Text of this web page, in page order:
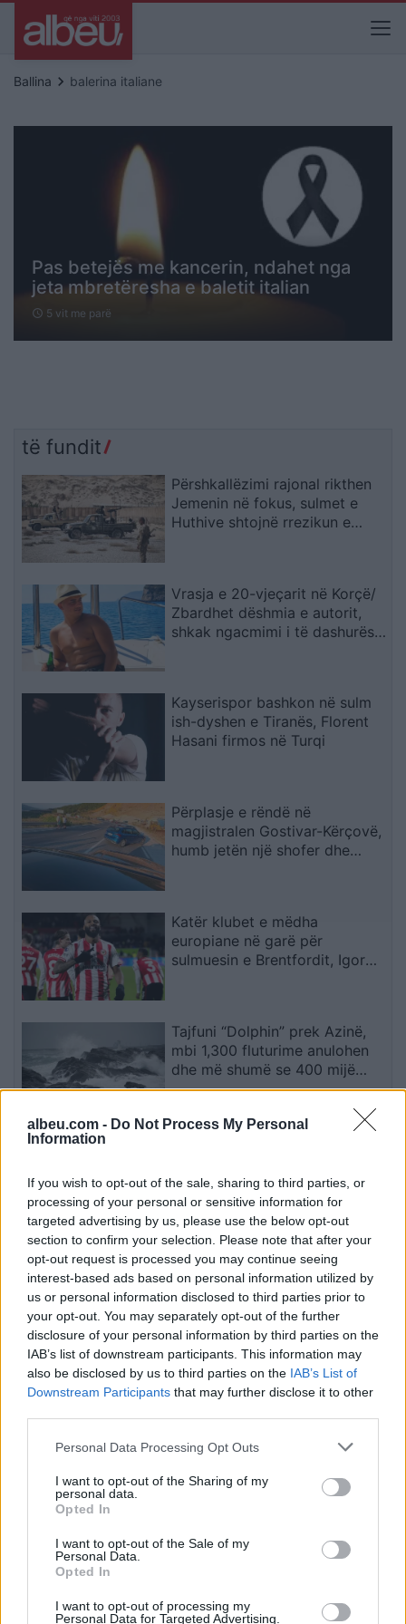
albeu.com - Do Not Process My Personal
Information
If you wish to opt-out of the sale, sharing to third parties, or
processing of your personal or sensitive information for
targeted advertising by us, please use the below opt-out
section to confirm your selection. Please note that after your
opt-out request is processed you may continue seeing
interest-based ads based on personal information utilized by
us or personal information disclosed to third parties prior to
your opt-out. You may separately opt-out of the further
disclosure of your personal information by third parties on the
IAB’s list of downstream participants. This information may
also be disclosed by us to third parties on the IAB’s List of
Downstream Participants that may further disclose it to other
Personal Data Processing Opt Outs
I want to opt-out of the Sharing of my
personal data.
Opted In
I want to opt-out of the Sale of my
Personal Data.
Opted In
I want to opt-out of processing my
Personal Data for Targeted Advertising.
Ballina keyboard_arrow_right balerina italiane
Pas betejës me kancerin, ndahet nga
jeta mbretëresha e baletit italian
schedule 5 vit me parë
të fundit
Përshkallëzimi rajonal rikthen
Jemenin në fokus, sulmet e
Huthive shtojnë rrezikun e
Vrasja e 20-vjeçarit në Korçë/
Zbardhet dëshmia e autorit,
shkak ngacmimi i të dashurës
Kayserispor bashkon në sulm
ish-dyshen e Tiranës, Florent
Hasani firmos në Turqi
Përplasje e rëndë në
magjistralen Gostivar-Kërçovë,
humb jetën një shofer dhe
Katër klubet e mëdha
europiane në garë për
sulmuesin e Brentfordit, Igor
Tajfuni “Dolphin” prek Azinë,
mbi 1,300 fluturime anulohen
dhe më shumë se 400 mijë
banorë evakuohen
mëdha/ Rama: Shmangëm një
bilanc tragjik
Esim for Global
Esim for USA| Esim for Italy| Esim for Spain|Esim